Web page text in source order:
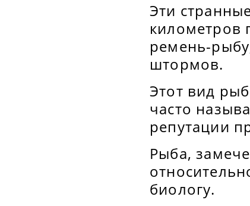
Эти
километров
ремень-
штормов.
Этот вид
часто
репутации
Рыба,
биологу.